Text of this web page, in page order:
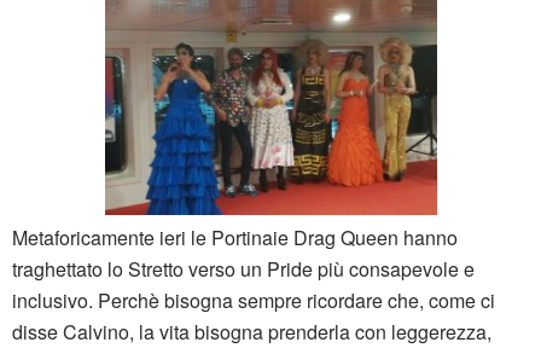
Metaforicamente ieri le Portinaie Drag Queen hanno
traghettato lo Stretto verso un Pride più consapevole e
inclusivo. Perchè bisogna sempre ricordare che, come ci
disse Calvino, la vita bisogna prenderla con leggerezza,